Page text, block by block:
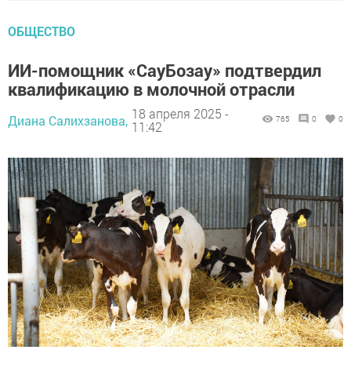
ОБЩЕСТВО
ИИ-помощник «СауБозау» подтвердил
квалификацию в молочной отрасли
Диана Салихзанова, 18 апреля 2025 -
11:42
765 0 0